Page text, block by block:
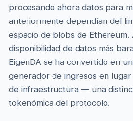
procesando ahora datos para
anteriormente dependían del
espacio de blobs de
disponibilidad de datos más
EigenDA se ha convertido en
generador de ingresos en
de infraestructura — una
tokenómica del protocolo.